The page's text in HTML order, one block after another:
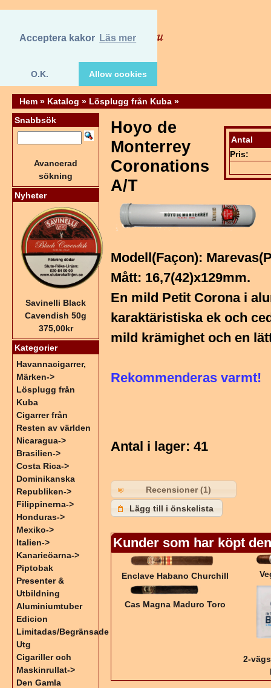
Acceptera kakor Läs mer
O.K. Allow cookies
Hem » Katalog » Lösplugg från Kuba »
Antal
Pris:
Hoyo de
Monterrey
Coronations
A/T
Modell(Façon):
Mått: 16,7(42)x129mm.
En mild Petit Corona i
karaktäristiska ek och
mild krämighet och en
Rekommenderas varmt!
Antal i lager: 41
Recensioner (1)
Lägg till i önskelista
Kunder som har köpt
Enclave Habano Churchill
Cas Magna Maduro Toro
2-
Snabbsök
Avancerad
sökning
Nyheter
Savinelli Black
Cavendish 50g
375,00kr
Kategorier
Havannacigarrer,
Märken->
Lösplugg från
Kuba
Cigarrer från
Resten av världen
Nicaragua->
Brasilien->
Costa Rica->
Dominikanska
Republiken->
Filippinerna->
Honduras->
Mexiko->
Italien->
Kanarieöarna->
Piptobak
Presenter &
Utbildning
Aluminiumtuber
Edicion
Limitadas/Begränsade
Utg
Cigariller och
Maskinrullat->
Den Gamla